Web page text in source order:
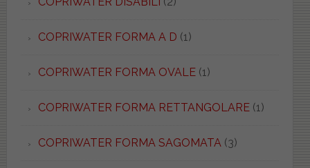
COPRIWATER FORMA A D (1)
COPRIWATER FORMA OVALE(1)
COPRIWATER FORMA RETTANGOLARE(1)
COPRIWATER FORMA SAGOMATA(3)